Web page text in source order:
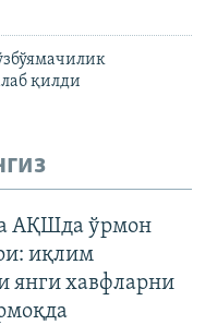
қилди
АҚШда ўрмон
иқлим
янги хавфларни